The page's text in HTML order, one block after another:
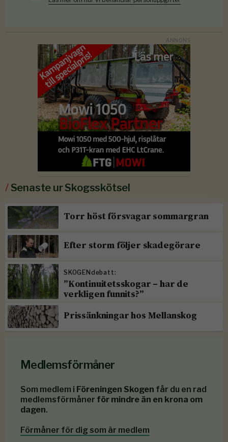
/Senaste ur Skogsskötsel
Torr höst försvagar sommargran
Efter storm följer skadegörare
SKOGENdebatt:
”Kontinuitetsskogar – har de
verkligen funnits?”
Prissänkningar hos Mellanskog
Medlemsförmåner
Som medlem i Föreningen Skogen får du en rad
medlemsförmåner för mindre än en krona om
dagen.
Förmåner för dig som är medlem